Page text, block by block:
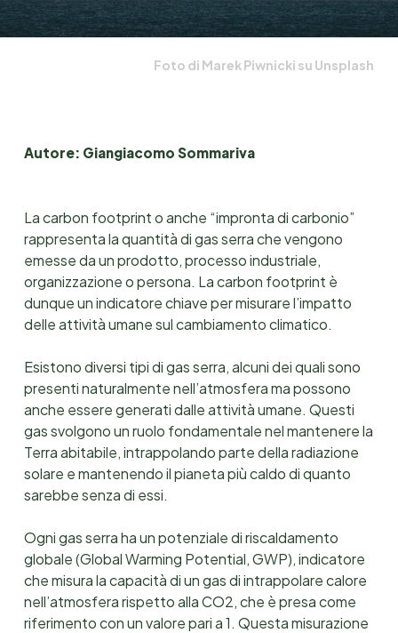
Foto di Marek Piwnicki su Unsplash
Autore: Giangiacomo Sommariva
La carbon footprint o anche “impronta di carbonio”
rappresenta la quantità di gas serra che vengono
emesse da un prodotto, processo industriale,
organizzazione o persona. La carbon footprint è
dunque un indicatore chiave per misurare l’impatto
delle attività umane sul cambiamento climatico.
Esistono diversi tipi di gas serra, alcuni dei quali sono
presenti naturalmente nell’atmosfera ma possono
anche essere generati dalle attività umane. Questi
gas svolgono un ruolo fondamentale nel mantenere la
Terra abitabile, intrappolando parte della radiazione
solare e mantenendo il pianeta più caldo di quanto
sarebbe senza di essi.
Ogni gas serra ha un potenziale di riscaldamento
globale (Global Warming Potential, GWP), indicatore
che misura la capacità di un gas di intrappolare calore
nell’atmosfera rispetto alla CO2, che è presa come
riferimento con un valore pari a 1. Questa misurazione